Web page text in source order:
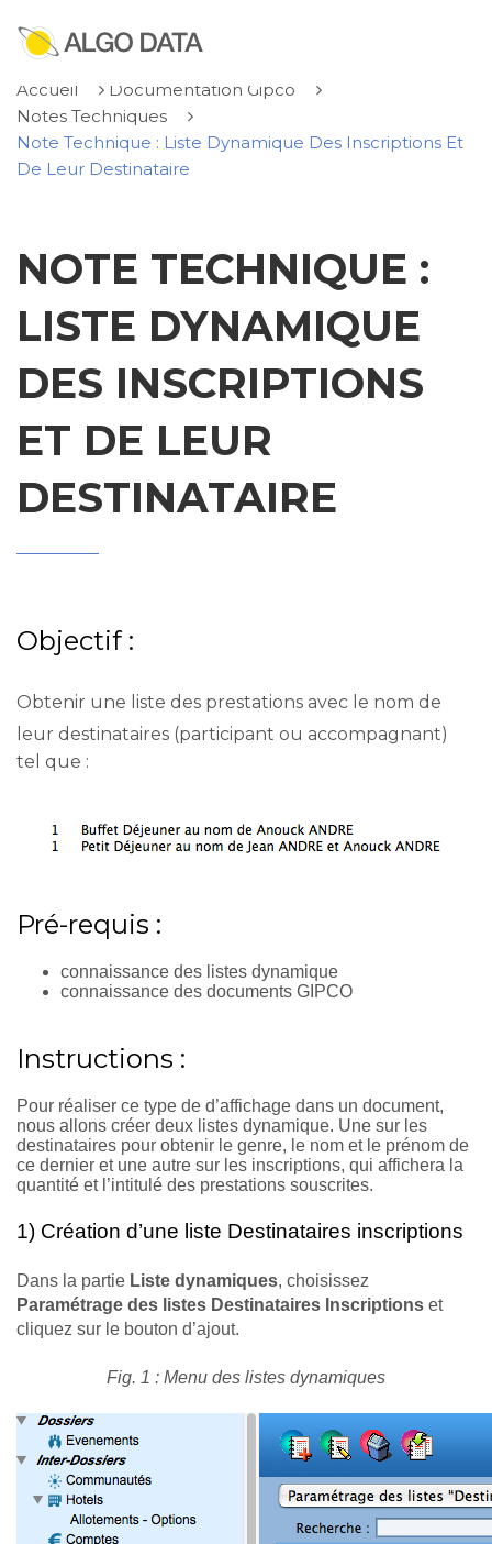
Accueil
Documentation Gipco
Notes Techniques
Note Technique : Liste Dynamique Des Inscriptions Et
De Leur Destinataire
NOTE TECHNIQUE :
LISTE DYNAMIQUE
DES INSCRIPTIONS
ET DE LEUR
DESTINATAIRE
Objectif :
Obtenir une liste des prestations avec le nom de
leur destinataires (participant ou accompagnant)
tel que :
Pré-requis :
connaissance des listes dynamique
connaissance des documents GIPCO
Instructions :
Pour réaliser ce type de d’affichage dans un document,
nous allons créer deux listes dynamique. Une sur les
destinataires pour obtenir le genre, le nom et le prénom de
ce dernier et une autre sur les inscriptions, qui affichera la
quantité et l’intitulé des prestations souscrites.
1) Création d’une liste Destinataires inscriptions
Dans la partie Liste dynamiques, choisissez
Paramétrage des listes Destinataires Inscriptions et
cliquez sur le bouton d’ajout.
Fig. 1 : Menu des listes dynamiques